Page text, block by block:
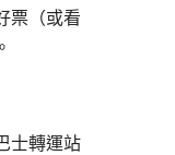
票（或看
士轉運站